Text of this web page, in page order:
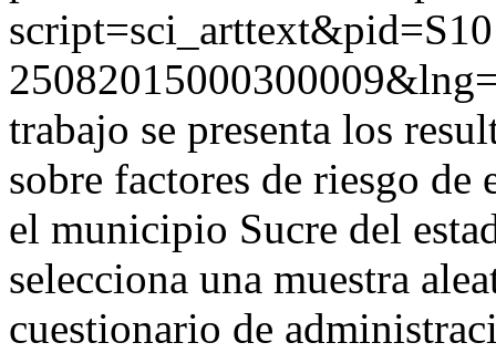
trabajo se presenta los
sobre factores de riesgo de
el municipio Sucre del
selecciona una muestra
cuestionario de